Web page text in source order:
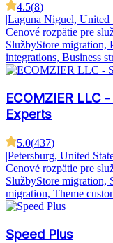
4.5(8)
Laguna Niguel, United
Cenové rozpätie pre
SlužbyStore migration,
integrations, Business
ECOMZIER LLC
Experts
5.0(437)
|Petersburg, United
Cenové rozpätie pre
SlužbyStore migration,
migration, Theme
Speed Plus